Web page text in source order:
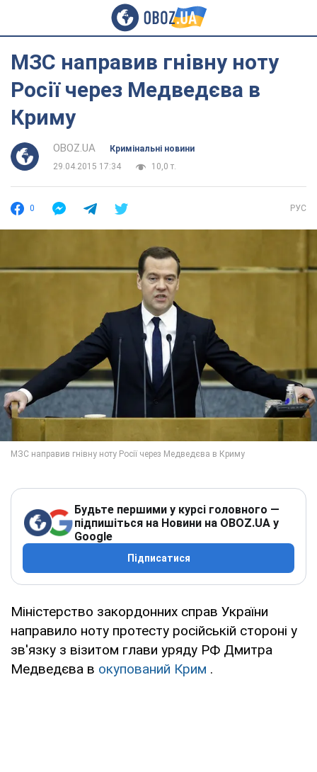
МЗС направив гнівну ноту
Росії через Медведєва в
Криму
OBOZ.UA
Кримінальні новини
29.04.2015 17:34
10,0 т.
0 РУС
Будьте першими у курсі головного —
підпишіться на Новини на OBOZ.UA у
Google
Підписатися
Міністерство закордонних справ України
направило ноту протесту російській стороні у
зв'язку з візитом глави уряду РФ Дмитра
Медведєва в окупований Крим .